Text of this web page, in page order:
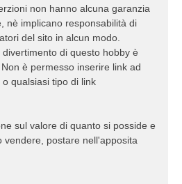
non hanno alcuna garanzia
nè implicano responsabilità di
del sito in alcun modo.
di questo hobby è
è permesso inserire link ad
qualsiasi tipo di link
sul valore di quanto si posside e
vendere, postare nell'apposita